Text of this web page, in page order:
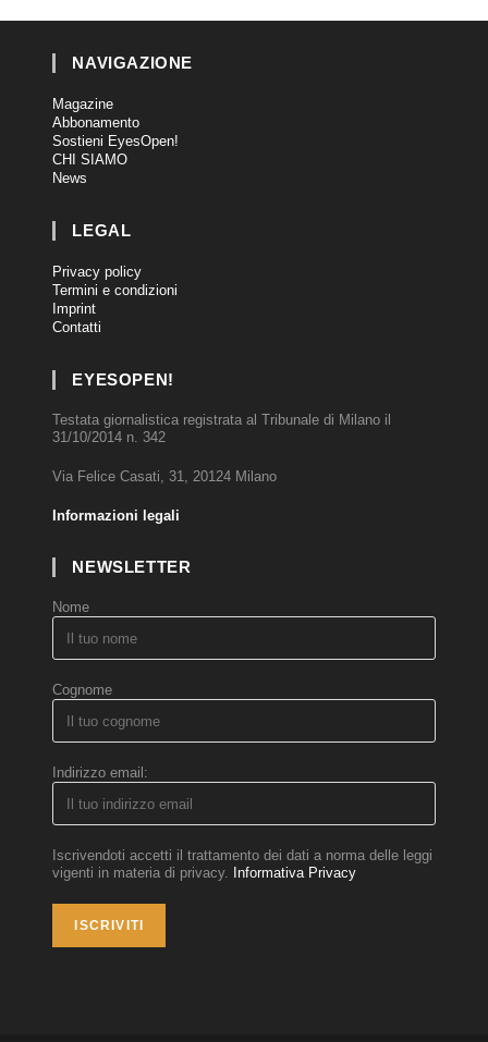
NAVIGAZIONE
Magazine
Abbonamento
Sostieni EyesOpen!
CHI SIAMO
News
LEGAL
Privacy policy
Termini e condizioni
Imprint
Contatti
EYESOPEN!
Testata giornalistica registrata al Tribunale di Milano il
31/10/2014 n. 342
Via Felice Casati, 31, 20124 Milano
Informazioni legali
NEWSLETTER
Nome
Cognome
Indirizzo email:
Iscrivendoti accetti il trattamento dei dati a norma delle leggi
vigenti in materia di privacy. Informativa Privacy